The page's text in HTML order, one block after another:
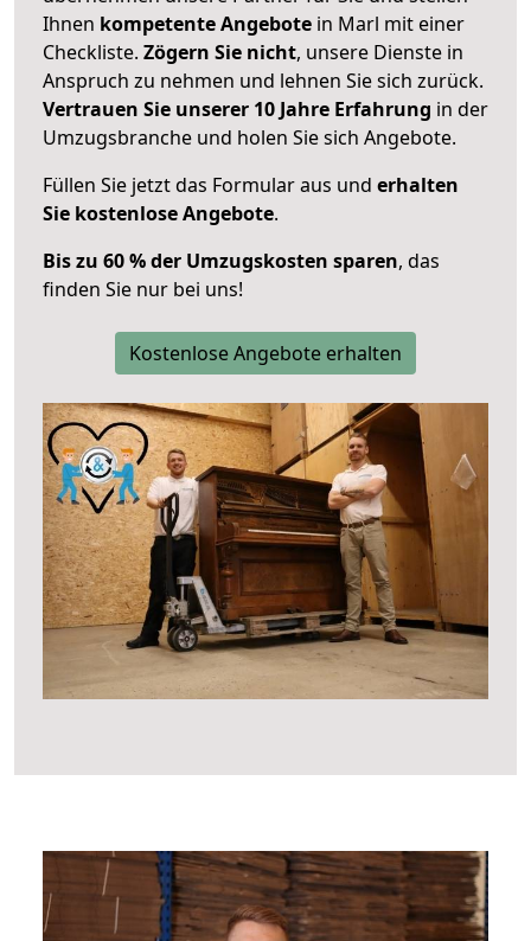
Ihnen kompetente Angebote in Marl mit einer
Checkliste. Zögern Sie nicht, unsere Dienste in
Anspruch zu nehmen und lehnen Sie sich zurück.
Vertrauen Sie unserer 10 Jahre Erfahrung in der
Umzugsbranche und holen Sie sich Angebote.
Füllen Sie jetzt das Formular aus und erhalten
Sie kostenlose Angebote.
Bis zu 60 % der Umzugskosten sparen, das
finden Sie nur bei uns!
Kostenlose Angebote erhalten